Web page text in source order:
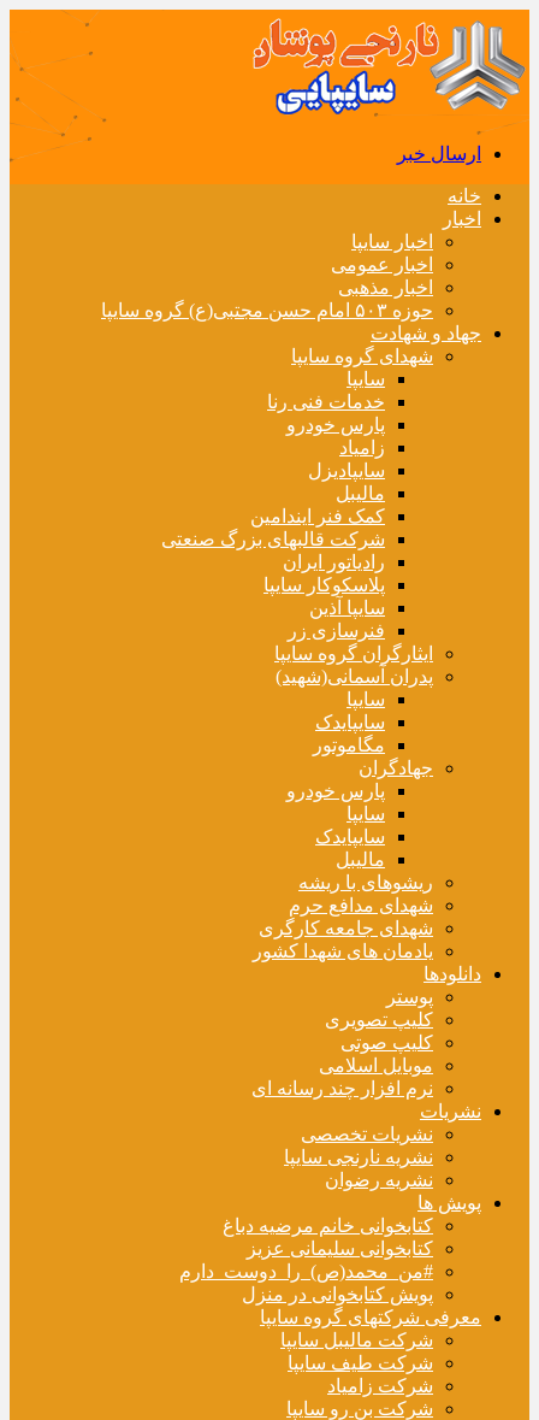
ارسال خبر
خانه
اخبار
اخبار سایپا
اخبار عمومی
اخبار مذهبی
حوزه ۵۰۳ امام حسن مجتبی(ع) گروه سایپا
جهاد و شهادت
شهدای گروه سایپا
سایپا
خدمات فنی رنا
پارس خودرو
زامیاد
سایپادیزل
مالیبل
کمک فنر ایندامین
شرکت قالبهای بزرگ صنعتی
رادیاتور ایران
پلاسکوکار سایپا
سایپا آذین
فنرسازی زر
ایثارگران گروه سایپا
پدران آسمانی(شهید)
سایپا
سایپایدک
مگاموتور
جهادگران
پارس خودرو
سایپا
سایپایدک
مالیبل
ریشوهای با ریشه
شهدای مدافع حرم
شهدای جامعه کارگری
یادمان های شهدا کشور
دانلودها
پوستر
کلیپ تصویری
کلیپ صوتی
موبایل اسلامی
نرم افزار چند رسانه ای
نشریات
نشریات تخصصی
نشریه نارنجی سایپا
نشریه رضوان
پویش ها
کتابخوانی خانم مرضیه دباغ
کتابخوانی سلیمانی عزیز
#من_محمد(ص)_را_دوست_دارم
پویش کتابخوانی در منزل
معرفی شرکتهای گروه سایپا
شرکت مالیبل سایپا
شرکت طیف سایپا
شرکت زامیاد
شرکت بن رو سایپا